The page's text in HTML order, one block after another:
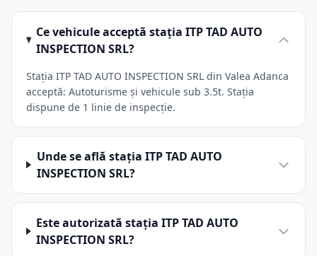
Ce vehicule acceptă stația ITP TAD AUTO
INSPECTION SRL?
Stația ITP TAD AUTO INSPECTION SRL din Valea Adanca
acceptă: Autoturisme și vehicule sub 3.5t. Stația
dispune de 1 linie de inspecție.
Unde se află stația ITP TAD AUTO
INSPECTION SRL?
Este autorizată stația ITP TAD AUTO
INSPECTION SRL?